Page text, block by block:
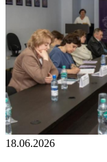
18.06.2026